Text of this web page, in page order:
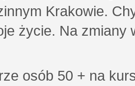
Krakowie.
życie. Na
osób 50 + na